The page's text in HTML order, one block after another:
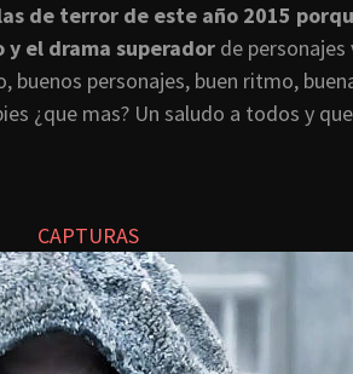
de terror de este año 2015
el drama superador de personajes
personajes, buen ritmo,
¿que mas? Un saludo a todos y
CAPTURAS